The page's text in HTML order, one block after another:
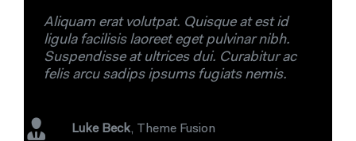
Aliquam erat volutpat. Quisque at est id
ligula facilisis laoreet eget pulvinar nibh.
Suspendisse at ultrices dui. Curabitur ac
felis arcu sadips ipsums fugiats nemis.
Luke Beck, Theme Fusion